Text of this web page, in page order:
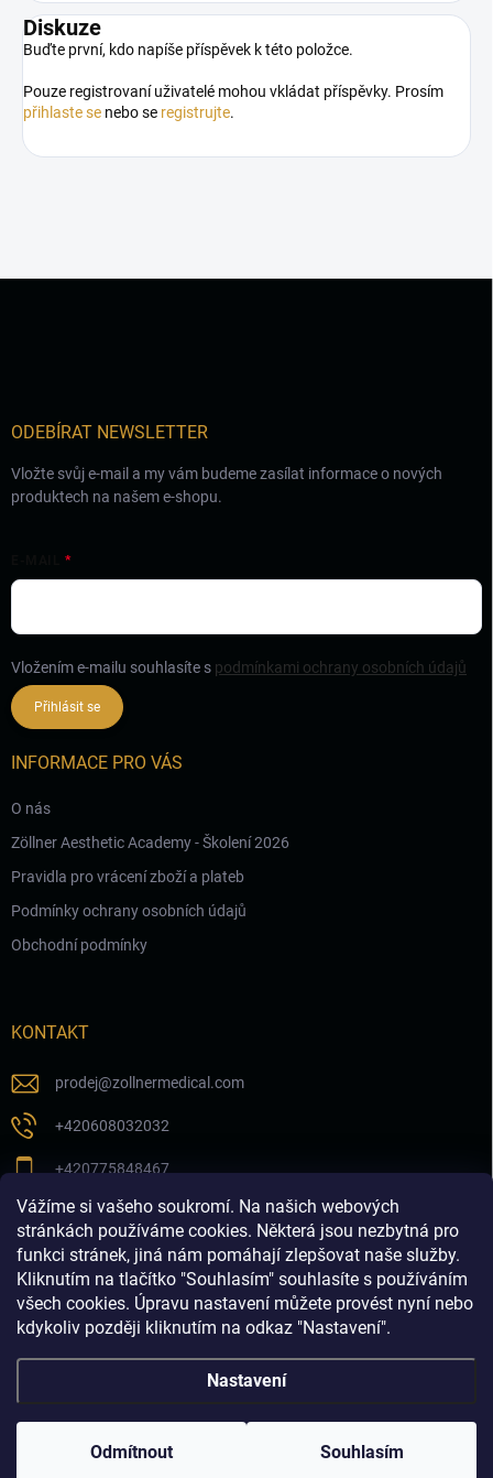
Vážíme si vašeho soukromí. Na našich webových
stránkách používáme cookies. Některá jsou nezbytná pro
funkci stránek, jiná nám pomáhají zlepšovat naše služby.
Kliknutím na tlačítko "Souhlasím" souhlasíte s používáním
všech cookies. Úpravu nastavení můžete provést nyní nebo
kdykoliv později kliknutím na odkaz "Nastavení".
Nastavení
Odmítnout Souhlasím
Diskuze
Buďte první, kdo napíše příspěvek k této položce.
Pouze registrovaní uživatelé mohou vkládat příspěvky. Prosím
přihlaste se nebo se registrujte.
ODEBÍRAT NEWSLETTER
Vložte svůj e-mail a my vám budeme zasílat informace o nových
produktech na našem e-shopu.
Vložením e-mailu souhlasíte s podmínkami ochrany osobních údajů
Přihlásit se
INFORMACE PRO VÁS
O nás
Zöllner Aesthetic Academy - Školení 2026
Pravidla pro vrácení zboží a plateb
Podmínky ochrany osobních údajů
Obchodní podmínky
KONTAKT
prodej@zollnermedical.com
+420608032032
+420775848467
Sledujte nás na našem FB profilu
zollnermedical_eu
Copyright 2026Produkty pro estetickou medicínu a
dermatologii│dermalnivyplne.cz
. Všechna práva vyhrazena.